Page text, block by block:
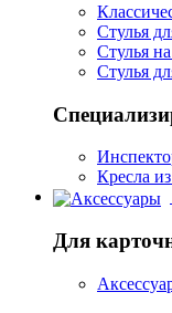
Стулья
Стулья
Стулья
Кресла
Для